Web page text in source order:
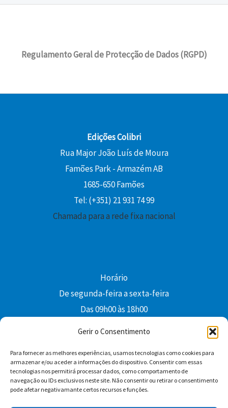
Gerir o Consentimento
Para fornecer as melhores experiências, usamos tecnologias como cookies para
armazenar e/ou aceder a informações do dispositivo. Consentir com essas
tecnologias nos permitirá processar dados, como comportamento de
navegação ou IDs exclusivos neste site. Não consentir ou retirar o consentimento
pode afetar negativamante certos recursos e funções.
Regulamento Geral de Protecção de Dados (RGPD)
Edições Colibri
Rua Major João Luís de Moura
Famões Park - Armazém AB
1685-650 Famões
Tel: (+351) 21 931 74 99
Chamada para a rede fixa nacional
Horário
De segunda-feira a sexta-feira
Das 09h00 às 18h00
Facebook YouTube Instagram
Whatsapp
Condições Gerais de Venda